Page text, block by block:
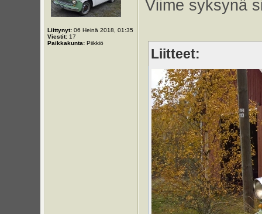
Liittynyt:06 Heinä 2018, 01:35
Viestit:17
Paikkakunta:Piikkiö
Viime syksynä
Liitteet: